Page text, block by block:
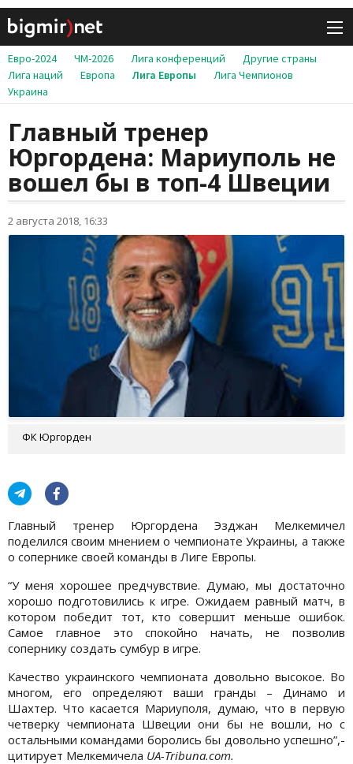
Евро-2024 ЧМ-2026 Лига конференций
Другие страны
Лига наций
Европа Лига Европы
Лига Чемпионов
Украина
Главный тренер
Юргордена: Мариуполь не
вошел бы в топ-4 Швеции
2 августа 2018, 16:33
ФК Юргорден
Главный тренер Юргордена Эзджан Мелкемичел
поделился своим мнением о чемпионате Украины, а также
о сопернике своей команды в Лиге Европы.
“У меня хорошее предчувствие. Думаю, мы достаточно
хорошо подготовились к игре. Ожидаем равный матч, в
котором победит тот, кто совершит меньше ошибок.
Самое главное это спокойно начать, не позволив
сопернику создать сумбур в игре.
Качество украинского чемпионата довольно высокое. Во
многом, его определяют ваши гранды – Динамо и
Шахтер. Что касается Мариуполя, думаю, что в первую
четверку чемпионата Швеции они бы не вошли, но с
остальными командами боролись бы довольно успешно”,-
цитирует Мелкемичела UA-Tribuna.com.